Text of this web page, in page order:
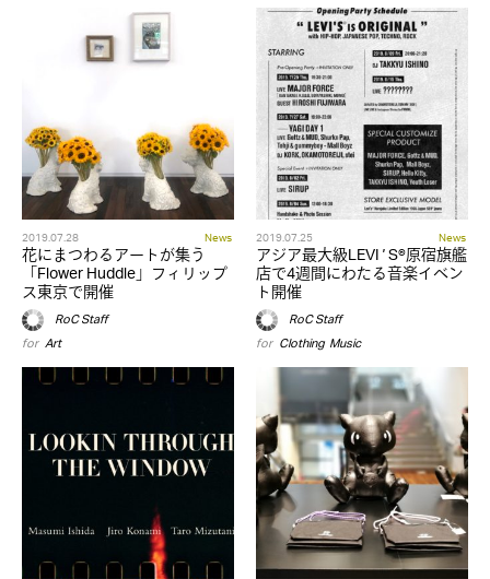
2019.07.28 News
花にまつわるアートが集う
「Flower Huddle」フィリップ
ス東京で開催
RoC Staff
for Art
2019.07.25 News
アジア最大級LEVIʼS®原宿旗艦
店で4週間にわたる音楽イベン
ト開催
RoC Staff
for Clothing,Music